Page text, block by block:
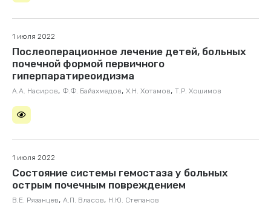
1 июля 2022
Послеоперационное лечение детей, больных
почечной формой первичного
гиперпаратиреоидизма
А.А. Насиров, Ф.Ф. Байахмедов, Х.Н. Хотамов, Т.Р. Хошимов
1 июля 2022
Состояние системы гемостаза у больных
острым почечным повреждением
В.Е. Рязанцев, А.П. Власов, Н.Ю. Степанов